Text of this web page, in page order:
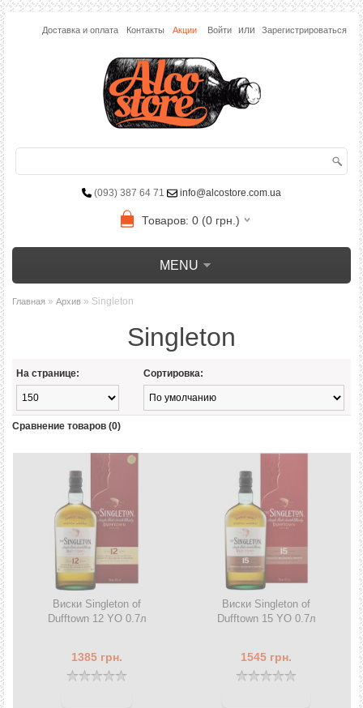
Доставка и оплата Контакты Акции Войти или Зарегистрироваться
(093) 387 64 71 info@alcostore.com.ua
Товаров: 0 (0 грн.)
MENU
Главная » Архив » Singleton
Singleton
На странице: Сортировка:
Сравнение товаров (0)
Виски Singleton of
Dufftown 12 YO 0.7л
1385 грн.
Виски Singleton of
Dufftown 15 YO 0.7л
1545 грн.